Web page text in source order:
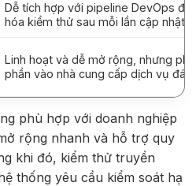
Dễ tích hợp với pipeline DevOps để
hóa kiểm thử sau mỗi lần cập nhật
Linh hoạt và dễ mở rộng, nhưng
phần vào nhà cung cấp dịch vụ
phù hợp với doanh nghiệp
rộng nhanh và hỗ trợ quy
khi đó, kiểm thử truyền
thống yêu cầu kiểm soát hạ